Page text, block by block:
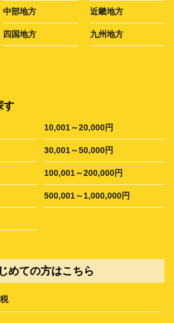
中部地方 近畿地方
四国地方 九州地方
す
10,001～20,000円
30,001～50,000円
100,001～200,000円
500,001～1,000,000円
めての方はこちら